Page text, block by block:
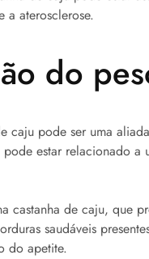
a aterosclerose.
do
caju pode ser uma
estar relacionado a
castanha de caju, que
saudáveis
do apetite.